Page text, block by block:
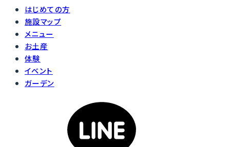
はじめての方
施設マップ
メニュー
お土産
体験
イベント
ガーデン